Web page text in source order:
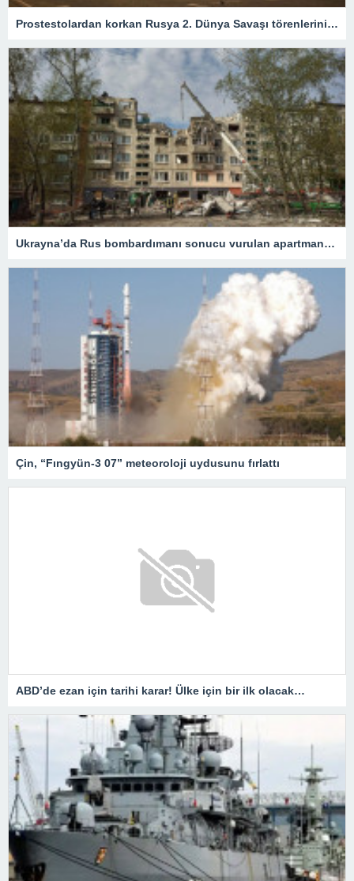
Prostestolardan korkan Rusya 2. Dünya Savaşı törenlerini iptal etti – Son Dakika Dünya Haberleri
Ukrayna’da Rus bombardımanı sonucu vurulan apartmanda can kaybı 15’e yükseldi
Çin, “Fıngyün-3 07” meteoroloji uydusunu fırlattı
ABD’de ezan için tarihi karar! Ülke için bir ilk olacak…